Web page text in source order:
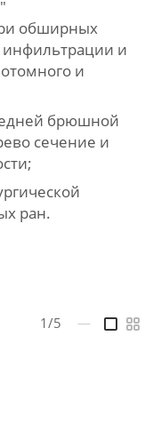
обширных
инфильтрации и
и
брюшной
сечение и
ран.
1/5 —